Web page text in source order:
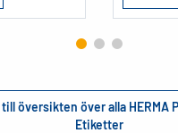
översikten över alla HERMA
Etiketter